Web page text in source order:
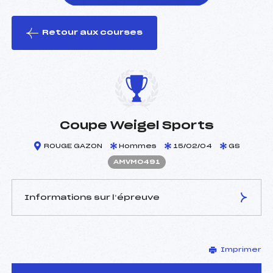
le ski
Retour aux courses
Coupe Weigel Sports
ROUGE GAZON Hommes 15/02/04 GS
AMVM0491
Informations sur l’épreuve
LUTTENAUER PIERRE (MV)
Arbitre :
LEICHER ROLAND (MV)
Imprimer